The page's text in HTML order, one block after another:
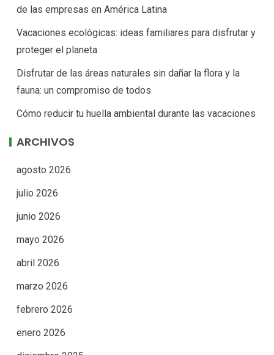
de las empresas en América Latina
Vacaciones ecológicas: ideas familiares para disfrutar y
proteger el planeta
Disfrutar de las áreas naturales sin dañar la flora y la
fauna: un compromiso de todos
Cómo reducir tu huella ambiental durante las vacaciones
ARCHIVOS
agosto 2026
julio 2026
junio 2026
mayo 2026
abril 2026
marzo 2026
febrero 2026
enero 2026